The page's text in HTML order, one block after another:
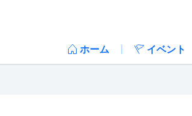
ホーム イベント